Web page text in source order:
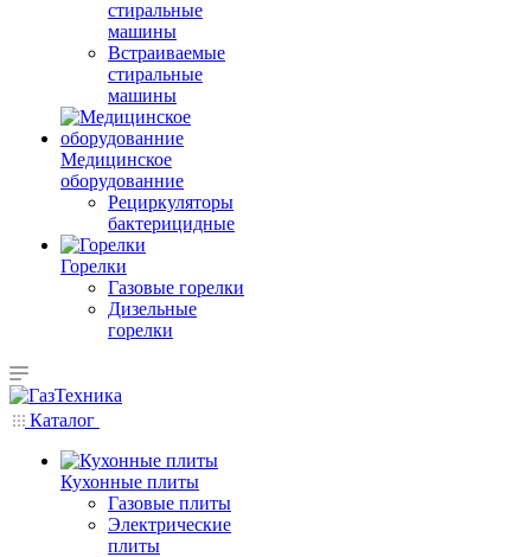
стиральные
машины
Встраиваемые
стиральные
машины
Медицинское
оборудованние
Рециркуляторы
бактерицидные
Горелки
Газовые горелки
Дизельные
горелки
Каталог
Кухонные плиты
Газовые плиты
Электрические
плиты